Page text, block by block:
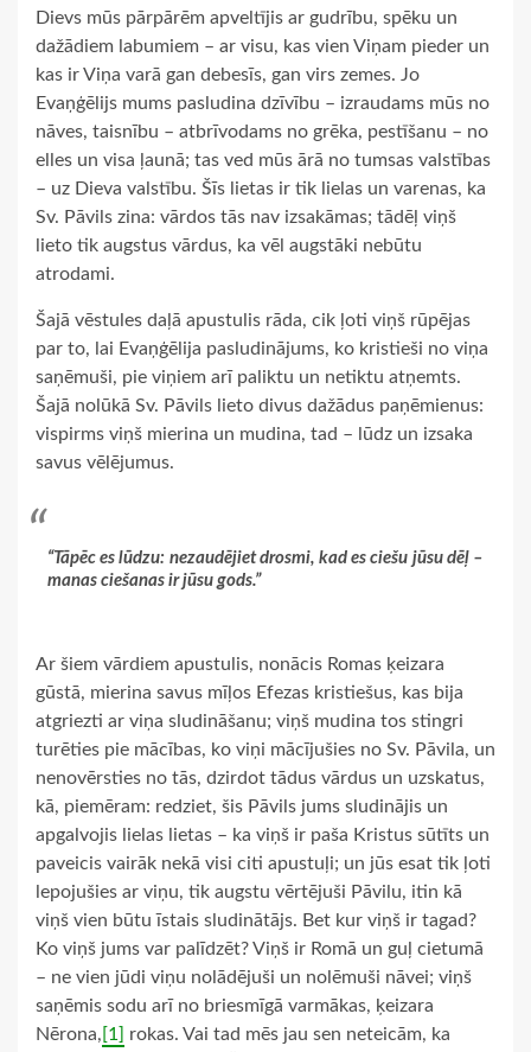
Dievs mūs pārpārēm apveltījis ar gudrību, spēku un
dažādiem labumiem – ar visu, kas vien Viņam pieder un
kas ir Viņa varā gan debesīs, gan virs zemes. Jo
Evaņģēlijs mums pasludina dzīvību – izraudams mūs no
nāves, taisnību – atbrīvodams no grēka, pestīšanu – no
elles un visa ļaunā; tas ved mūs ārā no tumsas valstības
– uz Dieva valstību. Šīs lietas ir tik lielas un varenas, ka
Sv. Pāvils zina: vārdos tās nav izsakāmas; tādēļ viņš
lieto tik augstus vārdus, ka vēl augstāki nebūtu
atrodami.
Šajā vēstules daļā apustulis rāda, cik ļoti viņš rūpējas
par to, lai Evaņģēlija pasludinājums, ko kristieši no viņa
saņēmuši, pie viņiem arī paliktu un netiktu atņemts.
Šajā nolūkā Sv. Pāvils lieto divus dažādus paņēmienus:
vispirms viņš mierina un mudina, tad – lūdz un izsaka
savus vēlējumus.
“Tāpēc es lūdzu: nezaudējiet drosmi, kad es ciešu jūsu dēļ –
manas ciešanas ir jūsu gods.”
Ar šiem vārdiem apustulis, nonācis Romas ķeizara
gūstā, mierina savus mīļos Efezas kristiešus, kas bija
atgriezti ar viņa sludināšanu; viņš mudina tos stingri
turēties pie mācības, ko viņi mācījušies no Sv. Pāvila, un
nenovērsties no tās, dzirdot tādus vārdus un uzskatus,
kā, piemēram: redziet, šis Pāvils jums sludinājis un
apgalvojis lielas lietas – ka viņš ir paša Kristus sūtīts un
paveicis vairāk nekā visi citi apustuļi; un jūs esat tik ļoti
lepojušies ar viņu, tik augstu vērtējuši Pāvilu, itin kā
viņš vien būtu īstais sludinātājs. Bet kur viņš ir tagad?
Ko viņš jums var palīdzēt? Viņš ir Romā un guļ cietumā
– ne vien jūdi viņu nolādējuši un nolēmuši nāvei; viņš
saņēmis sodu arī no briesmīgā varmākas, ķeizara
Nērona, [1] rokas. Vai tad mēs jau sen neteicām, ka